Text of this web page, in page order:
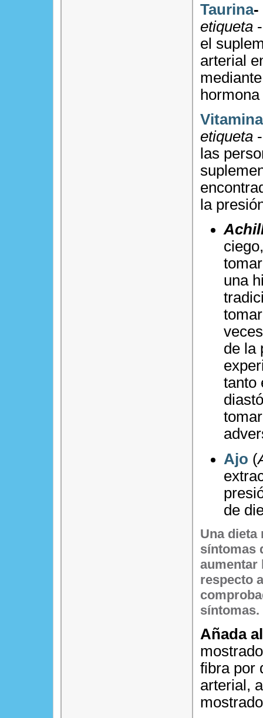
Taurina-
etiqueta
el
arterial
etiqueta
las
la
una
de la
tanto
Ajo (
de
Una dieta
síntomas
aumentar
respecto
síntomas.
Añada
fibra por
arterial,